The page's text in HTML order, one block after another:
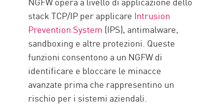
stack TCP/IP per applicare Intrusion
Prevention System (IPS), antimalware,
sandboxing e altre protezioni. Queste
funzioni consentono a un NGFW di
identificare e bloccare le minacce
avanzate prima che rappresentino un
rischio per i sistemi aziendali.